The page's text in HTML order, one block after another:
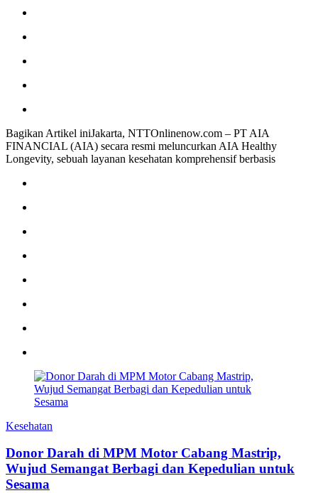
Bagikan Artikel iniJakarta, NTTOnlinenow.com – PT AIA
FINANCIAL (AIA) secara resmi meluncurkan AIA Healthy
Longevity, sebuah layanan kesehatan komprehensif berbasis
Kesehatan
Donor Darah di MPM Motor Cabang Mastrip,
Wujud Semangat Berbagi dan Kepedulian untuk
Sesama